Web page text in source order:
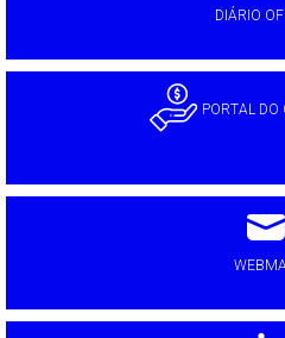
DIÁRIO
PORTAL DO